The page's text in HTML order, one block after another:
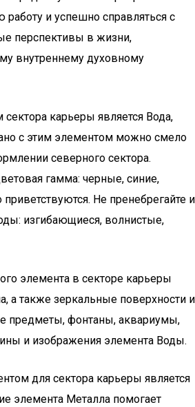
работу и успешно справляться с
перспективы в жизни,
внутреннему духовному
карьеры является Вода,
с этим элементом можно смело
северного сектора.
гамма: черные, синие,
Не пренебрегайте и
изгибающиеся, волнистые,
элемента в секторе карьеры
а также зеркальные поверхности и
предметы, фонтаны, аквариумы,
и изображения элемента Воды.
для сектора карьеры является
элемента Металла помогает